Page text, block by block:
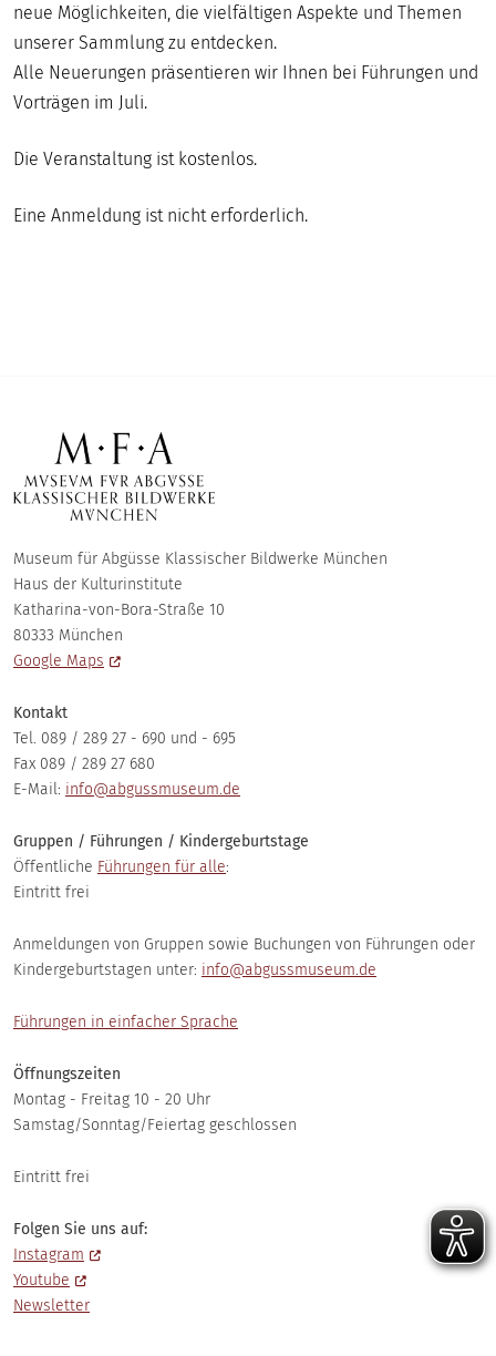
neue Möglichkeiten, die vielfältigen Aspekte und Themen
unserer Sammlung zu entdecken.
Alle Neuerungen präsentieren wir Ihnen bei Führungen und
Vorträgen im Juli.
Die Veranstaltung ist kostenlos.
Eine Anmeldung ist nicht erforderlich.
Museum für Abgüsse Klassischer Bildwerke München
Haus der Kulturinstitute
Katharina-von-Bora-Straße 10
80333 München
Google Maps
Kontakt
Tel. 089 / 289 27 - 690 und - 695
Fax 089 / 289 27 680
E-Mail: info@abgussmuseum.de
Gruppen / Führungen / Kindergeburtstage
Öffentliche Führungen für alle:
Eintritt frei
Anmeldungen von Gruppen sowie Buchungen von Führungen oder
Kindergeburtstagen unter: info@abgussmuseum.de
Führungen in einfacher Sprache
Öffnungszeiten
Montag - Freitag 10 - 20 Uhr
Samstag/Sonntag/Feiertag geschlossen
Eintritt frei
Folgen Sie uns auf:
Instagram
Youtube
Newsletter